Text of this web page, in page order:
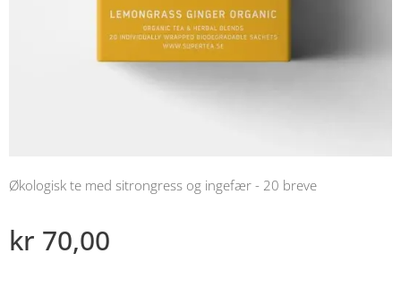
Økologisk te med sitrongress og ingefær - 20 breve
kr 70,00